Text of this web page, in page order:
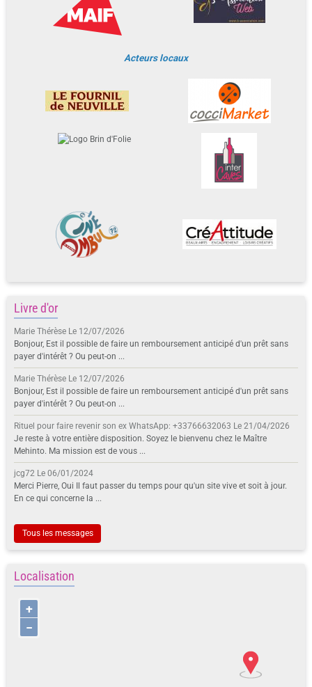
Acteurs locaux
Livre d'or
Marie Thérèse Le 12/07/2026
Bonjour, Est il possible de faire un remboursement anticipé d'un prêt sans
payer d'intérêt ? Ou peut-on ...
Marie Thérèse Le 12/07/2026
Bonjour, Est il possible de faire un remboursement anticipé d'un prêt sans
payer d'intérêt ? Ou peut-on ...
Rituel pour faire revenir son ex WhatsApp: +33766632063 Le 21/04/2026
Je reste à votre entière disposition. Soyez le bienvenu chez le Maître
Mehinto. Ma mission est de vous ...
jcg72 Le 06/01/2024
Merci Pierre, Oui Il faut passer du temps pour qu'un site vive et soit à jour.
En ce qui concerne la ...
Tous les messages
Localisation
+
−